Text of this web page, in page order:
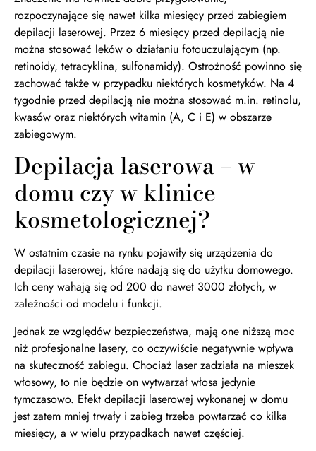
rozpoczynające się nawet kilka miesięcy przed zabiegiem
depilacji laserowej. Przez 6 miesięcy przed depilacją nie
można stosować leków o działaniu fotouczulającym (np.
retinoidy, tetracyklina, sulfonamidy). Ostrożność powinno się
zachować także w przypadku niektórych kosmetyków. Na 4
tygodnie przed depilacją nie można stosować m.in. retinolu,
kwasów oraz niektórych witamin (A, C i E) w obszarze
zabiegowym.
Depilacja laserowa – w
domu czy w klinice
kosmetologicznej?
W ostatnim czasie na rynku pojawiły się urządzenia do
depilacji laserowej, które nadają się do użytku domowego.
Ich ceny wahają się od 200 do nawet 3000 złotych, w
zależności od modelu i funkcji.
Jednak ze względów bezpieczeństwa, mają one niższą moc
niż profesjonalne lasery, co oczywiście negatywnie wpływa
na skuteczność zabiegu. Chociaż laser zadziała na mieszek
włosowy, to nie będzie on wytwarzał włosa jedynie
tymczasowo. Efekt depilacji laserowej wykonanej w domu
jest zatem mniej trwały i zabieg trzeba powtarzać co kilka
miesięcy, a w wielu przypadkach nawet częściej.